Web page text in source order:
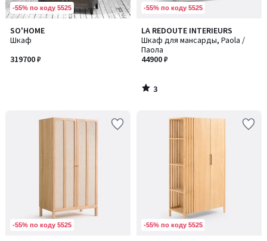
-55% по коду 5525
SO'HOME
Шкаф
319700 ₽
-55% по коду 5525
LA REDOUTE INTERIEURS
Шкаф для мансарды, Paola /
Паола
44900 ₽
3
/
5
3
/
-55% по коду 5525 -55% по коду 5525